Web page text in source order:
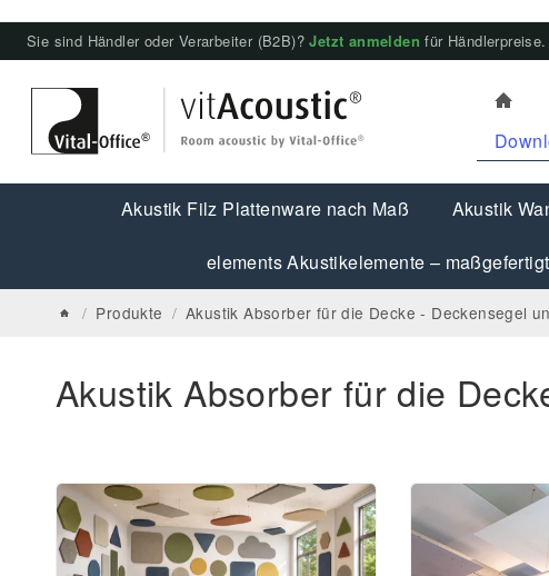
Sie sind Händler oder Verarbeiter (B2B)?Jetzt anmelden für Händlerpreise.
Akustik Filz Plattenware nach Maß Akustik
elements Akustikelemente –
/ Produkte / Akustik Absorber für die Decke - Deckensegel
Akustik Absorber für die